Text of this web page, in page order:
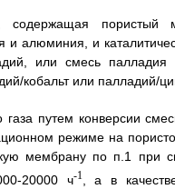
содержащая пористый
и алюминия, и
или смесь
кобальт или палладий/
путем конверсии
режиме на
мембрану по п.1 при
20000 ч-1, а в